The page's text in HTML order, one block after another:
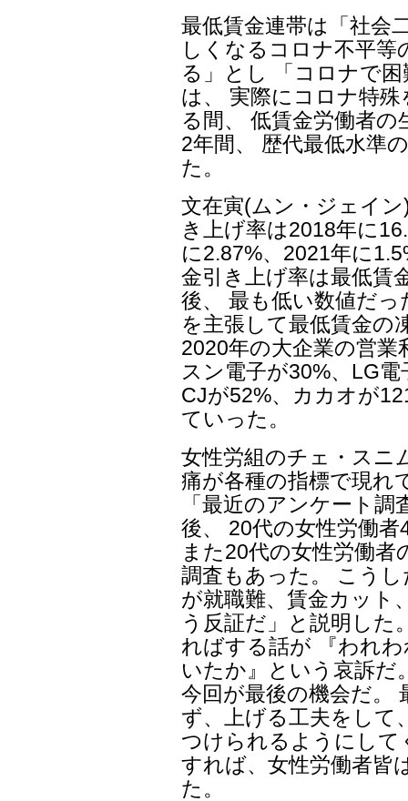
最低賃金連帯は「社会
しくなるコロナ不平
る」とし 「コロナで
は、 実際にコロナ特
る間、 低賃金労働者
2年間、 歴代最低水準
た。
文在寅(ムン・ジェイ
き上げ率は2018年に
に2.87%、2021年に
金引き上げ率は最低賃
後、 最も低い数値だ
を主張して最低賃金の
2020年の大企業の営
スン電子が30%、LG
CJが52%、カカオが
ていった。
女性労組のチェ・スニ
痛が各種の指標で現れ
「最近のアンケート
後、 20代の女性労働
また20代の女性労働
調査もあった。 こう
が就職難、賃金カット
う反証だ」と説明した
ればする話が 『われ
いたか』という哀訴だ
今回が最後の機会だ。
ず、上げる工夫をして
つけられるようにして
すれば、女性労働者皆
た。